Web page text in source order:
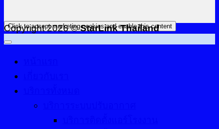
Click to accept marketing cookies and enable this content
Copyright 2026 ©StarLink Thailand